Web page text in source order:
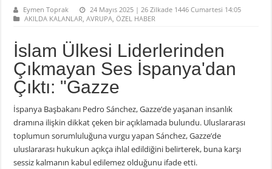
Eymen Toprak
24 Mayıs 2025 | 26 Zilkade 1446 Cumartesi 14:05
AKILDA KALANLAR,AVRUPA,ÖZEL HABER
İslam Ülkesi Liderlerinden
Çıkmayan Ses İspanya'dan
Çıktı: "Gazze
İspanya Başbakanı Pedro Sánchez, Gazze’de yaşanan insanlık
dramına ilişkin dikkat çeken bir açıklamada bulundu. Uluslararası
toplumun sorumluluğuna vurgu yapan Sánchez, Gazze’de
uluslararası hukukun açıkça ihlal edildiğini belirterek, buna karşı
sessiz kalmanın kabul edilemez olduğunu ifade etti.